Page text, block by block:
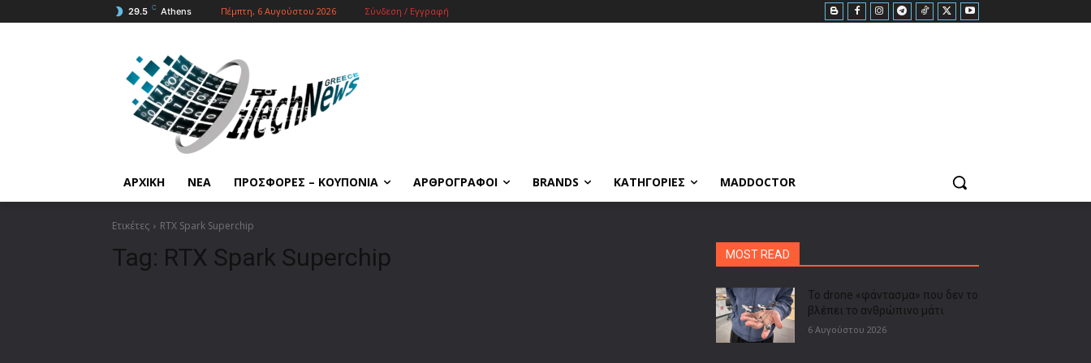
29.5 C Athens Πέμπτη, 6 Αυγούστου 2026 Σύνδεση / Εγγραφή
ΑΡΧΙΚΗ ΝΕΑ ΠΡΟΣΦΟΡΕΣ – ΚΟΥΠΟΝΙΑ ΑΡΘΡΟΓΡΑΦΟΙ BRANDS ΚΑΤΗΓΟΡΙΕΣ MADDOCTOR
Ετικέτες RTX Spark Superchip
Tag: RTX Spark Superchip MOST READ
Το drone «φάντασμα» που δεν το
βλέπει το ανθρώπινο μάτι
6 Αυγούστου 2026